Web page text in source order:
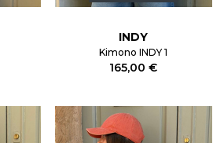
INDY
Kimono INDY 1
165,00 €